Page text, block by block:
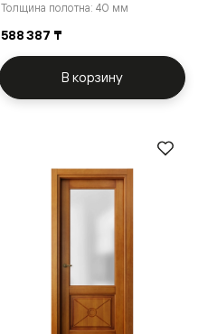
Толщина полотна: 40 мм
588 387 ₸
В корзину